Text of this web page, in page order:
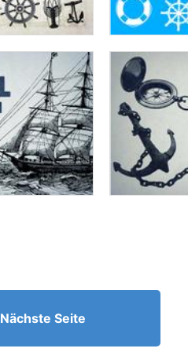
Nächste Seite